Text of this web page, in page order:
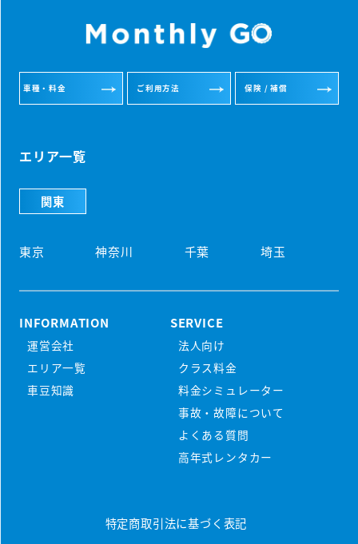
初めての方
マンスリーレンタカーとは
よくある質問
プラン・料金
軽ワゴンクラス
車種・料金 ご利用方法 保険 / 補償
エリア一覧
関東
東京 神奈川 千葉 埼玉
INFORMATION
運営会社
エリア一覧
車豆知識
SERVICE
法人向け
クラス料金
料金シミュレーター
事故・故障について
よくある質問
高年式レンタカー
特定商取引法に基づく表記